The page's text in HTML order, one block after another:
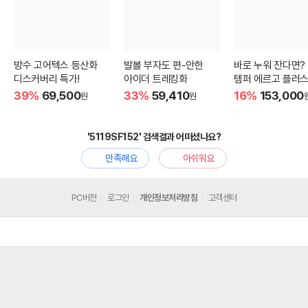
방수 고어텍스 등산화
디스커버리 특가!
39% 69,500원
발볼 부자도 편-안한
아이더 트레킹화
33% 59,410원
바로 누워 잔다면?
템퍼 에르고 플러
16% 153,000
'5119SF152' 검색결과 어떠셨나요?
만족해요
아쉬워요
PC버전 로그인 개인정보처리방침 고객센터